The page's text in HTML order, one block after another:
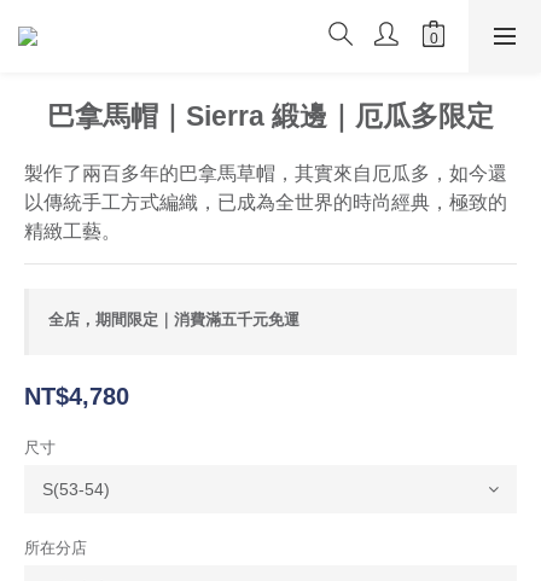
巴拿馬帽｜Sierra 緞邊｜厄瓜多限定
製作了兩百多年的巴拿馬草帽，其實來自厄瓜多，如今還
以傳統手工方式編織，已成為全世界的時尚經典，極致的
精緻工藝。
全店，期間限定｜消費滿五千元免運
NT$4,780
尺寸
所在分店